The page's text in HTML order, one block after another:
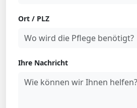
Ort / PLZ
Ihre Nachricht